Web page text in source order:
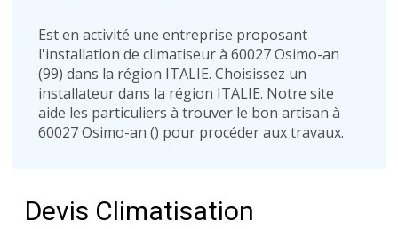
Est en activité une entreprise proposant
l'installation de climatiseur à 60027 Osimo-an
(99) dans la région ITALIE. Choisissez un
installateur dans la région ITALIE. Notre site
aide les particuliers à trouver le bon artisan à
60027 Osimo-an () pour procéder aux travaux.
Devis Climatisation